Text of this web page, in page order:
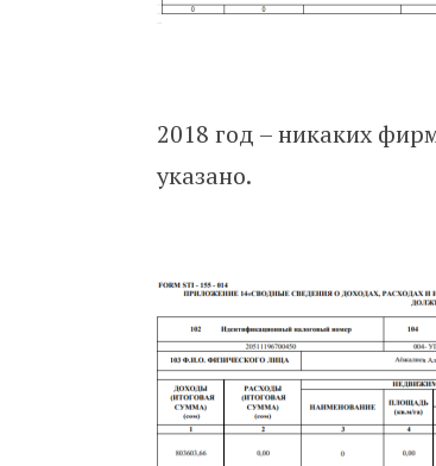
2018 год – никаких
указано.